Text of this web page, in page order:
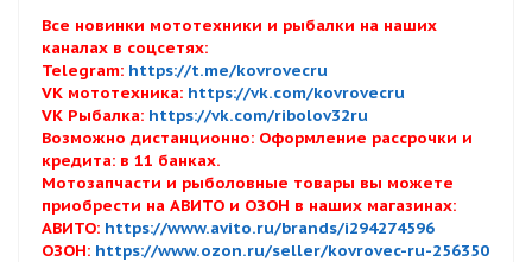
Все новинки мототехники и рыбалки на наших
каналах в соцсетях:
Telegram: https://t.me/kovrovecru
VK мототехника: https://vk.com/kovrovecru
VK Рыбалка: https://vk.com/ribolov32ru
Возможно дистанционно: Оформление рассрочки и
кредита: в 11 банках.
Мотозапчасти и рыболовные товары вы можете
приобрести на АВИТО и ОЗОН в наших магазинах:
АВИТО: https://www.avito.ru/brands/i294274596
ОЗОН: https://www.ozon.ru/seller/kovrovec-ru-256350